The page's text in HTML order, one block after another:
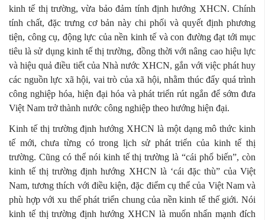
kinh tế thị trường, vừa bảo đảm tính định hướng XHCN. Chính
tính chất, đặc trưng cơ bản này chi phối và quyết định phương
tiện, công cụ, động lực của nền kinh tế và con đường đạt tới mục
tiêu là sử dụng kinh tế thị trường, đồng thời với nâng cao hiệu lực
và hiệu quả điều tiết của Nhà nước XHCN, gắn với việc phát huy
các nguồn lực xã hội, vai trò của xã hội, nhằm thúc đẩy quá trình
công nghiệp hóa, hiện đại hóa và phát triển rút ngắn để sớm đưa
Việt Nam trở thành nước công nghiệp theo hướng hiện đại.
Kinh tế thị trường định hướng XHCN là một dạng mô thức kinh
tế mới, chưa từng có trong lịch sử phát triển của kinh tế thị
trường. Cũng có thể nói kinh tế thị trường là “cái phổ biến”, còn
kinh tế thị trường định hướng XHCN là ‘cái đặc thù” của Việt
Nam, tương thích với điều kiện, đặc điểm cụ thể của Việt Nam và
phù hợp với xu thế phát triển chung của nền kinh tế thế giới. Nói
kinh tế thị trường định hướng XHCN là muốn nhấn mạnh đích